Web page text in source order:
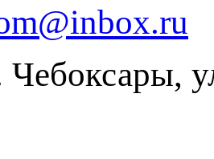
Чебоксары,